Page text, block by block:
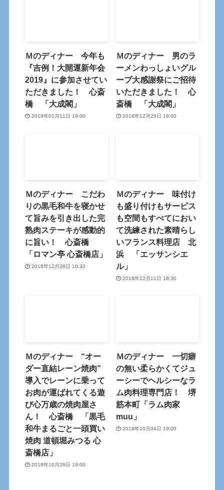
Ｍのディナー 今年も
『吉例！大開運新年会
2019』に参加させてい
ただきました！ 心斎
橋 「大成閣」
2019年01月11日 19:00
Ｍのディナー 男のラ
ーメンわっしょいグル
ープ大感謝祭にご招待
いただきました！ 心
斎橋 「大成閣」
2018年12月29日 18:00
Ｍのディナー こだわ
りの黒毛和牛を寝かせ
て旨みを引き出した完
熟肉ステーキが感動的
に旨い！ 心斎橋
「ロマン亭 心斎橋店」
2018年12月26日 19:30
Ｍのディナー 味付け
も盛り付けもサービス
も空間もすべてにおい
て洗練された素晴らし
いフランス料理店 北
浜 「エッサンシエ
ル」
2018年12月11日 18:30
Ｍのディナー “オー
ダー直結レーン焼肉”
導入でレーンに乗って
お肉が運ばれてくる遊
び心万歳の焼肉屋さ
ん！ 心斎橋 「黒毛
和牛まるごと一頭買い
焼肉 道頓堀みつる 心
斎橋店」
2018年10月26日 19:00
Ｍのディナー 一切癖
の無い柔らかくてジュ
ーシーでヘルシーなラ
ム肉料理専門店！ 堺
筋本町「ラム肉家
muu」
2018年10月04日 19:00